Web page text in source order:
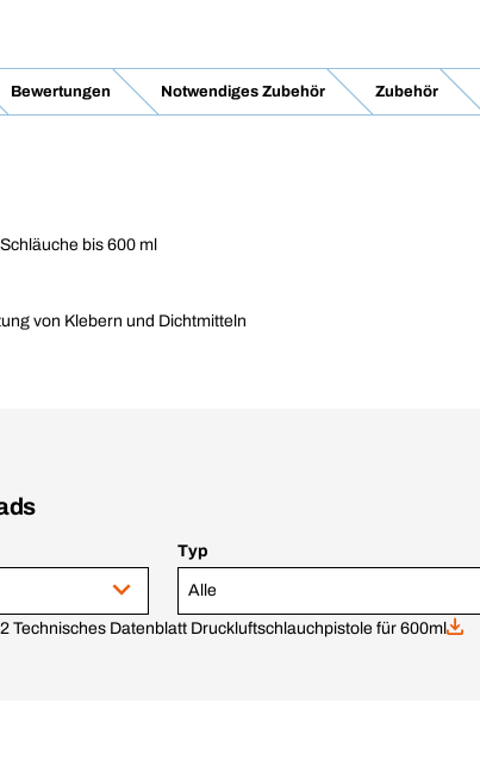
Bewertungen Notwendiges Zubehör Zubehör
bis 600 ml
von Klebern und Dichtmitteln
Typ
Alle
Technisches Datenblatt Druckluftschlauchpistole für 600ml